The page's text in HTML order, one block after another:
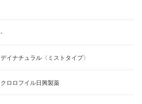
-
デイナチュラル〈ミストタイプ〉
クロロフイル日興製薬